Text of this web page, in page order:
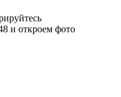
и откроем фото